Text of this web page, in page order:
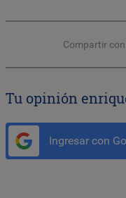
Compartir
Tu opinión
Ingresar con